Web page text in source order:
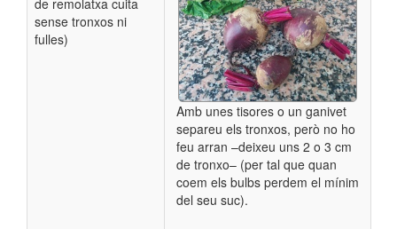
sense tronxos ni
fulles)
Amb unes tisores o un ganivet
separeu els tronxos, però no ho
feu arran –deixeu uns 2 o 3 cm
de tronxo– (per tal que quan
coem els bulbs perdem el mínim
del seu suc).